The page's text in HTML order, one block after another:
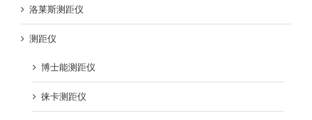
洛莱斯测距仪
测距仪
博士能测距仪
徕卡测距仪